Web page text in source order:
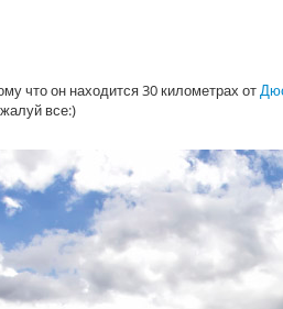
что он находится 30 километрах от
все:)